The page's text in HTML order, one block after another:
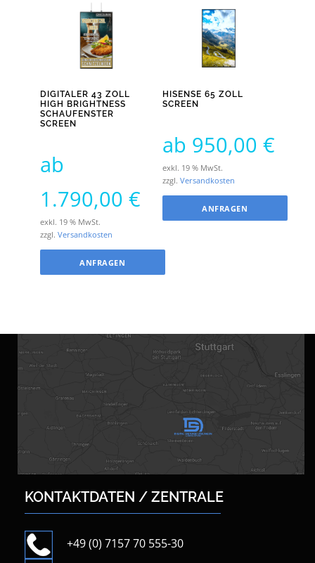
DIGITALER 43 ZOLL
HIGH BRIGHTNESS
SCHAUFENSTER
SCREEN
ab
1.790,00 €
exkl. 19 % MwSt.
zzgl. Versandkosten
ANFRAGEN
HISENSE 65 ZOLL
SCREEN
ab 950,00 €
exkl. 19 % MwSt.
zzgl. Versandkosten
ANFRAGEN
KONTAKTDATEN / ZENTRALE
+49 (0) 7157 70 555-30